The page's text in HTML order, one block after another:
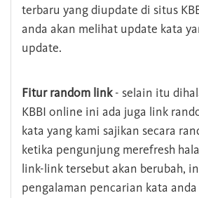
terbaru yang diupdate di situs
anda akan melihat update kata
update.
Fitur random link- selain itu
KBBI online ini ada juga link
kata yang kami sajikan secara
ketika pengunjung merefresh
link-link tersebut akan berubah,
pengalaman pencarian kata